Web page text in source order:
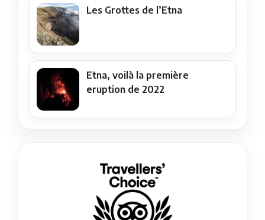
Les Grottes de l’Etna
Etna, voilà la première
eruption de 2022